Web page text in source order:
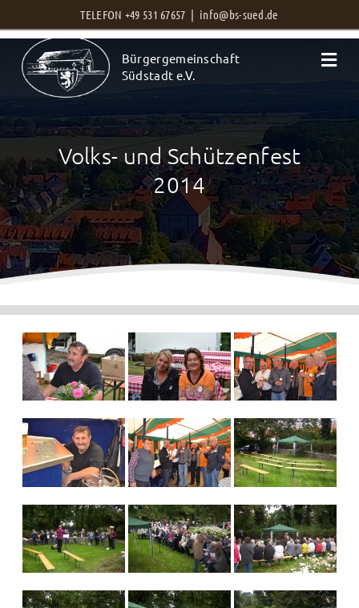
Inhalt
springen
TELEFON +49 531 67657 | info@bs-sued.de
Bürgergemeinschaft
Südstadt e.V.
Volks- und Schützenfest
2014